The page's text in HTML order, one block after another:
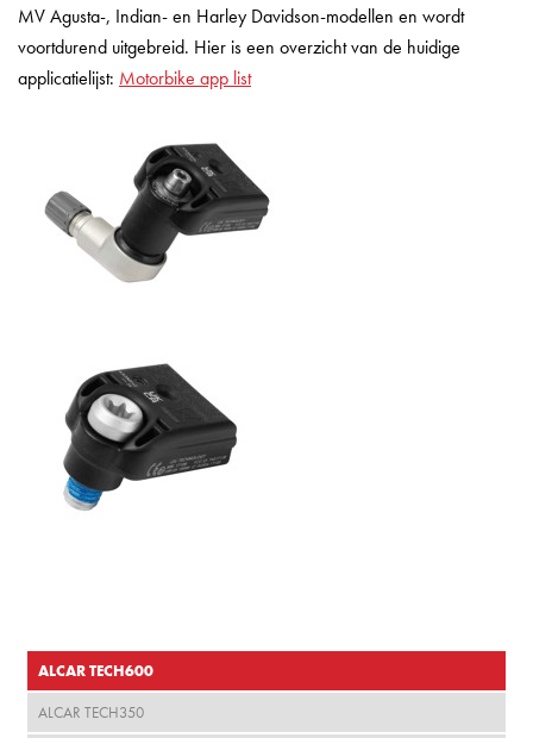
MV Agusta-, Indian- en Harley Davidson-modellen en wordt
voortdurend uitgebreid. Hier is een overzicht van de huidige
applicatielijst: Motorbike app list
ALCAR TECH600
ALCAR TECH350